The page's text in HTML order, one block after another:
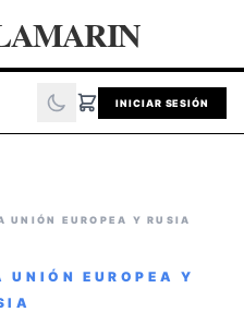
INICIAR SESIÓN
UNIÓN EUROPEA Y RUSIA
UNIÓN EUROPEA Y